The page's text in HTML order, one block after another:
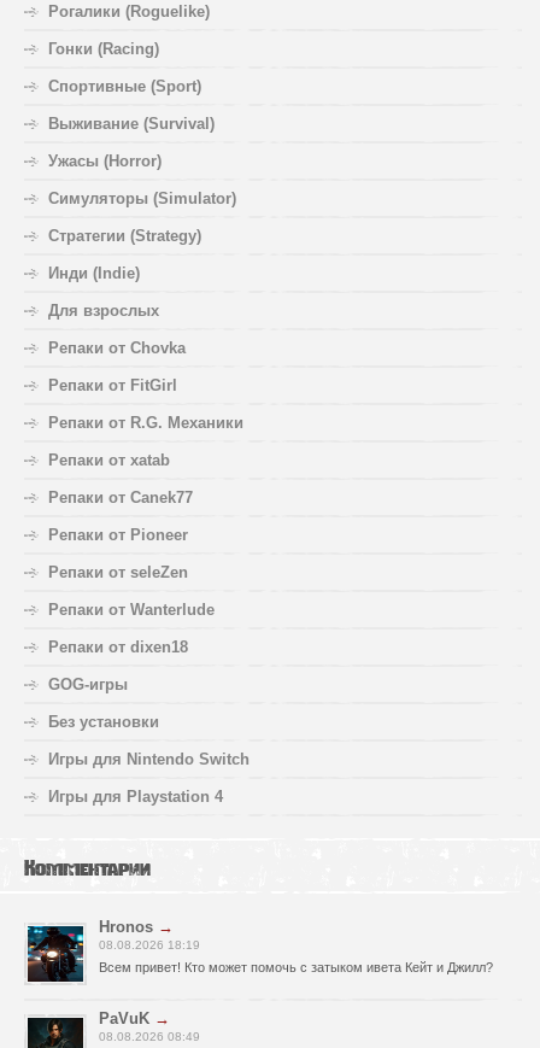
Рогалики (Roguelike)
Гонки (Racing)
Спортивные (Sport)
Выживание (Survival)
Ужасы (Horror)
Симуляторы (Simulator)
Стратегии (Strategy)
Инди (Indie)
Для взрослых
Репаки от Chovka
Репаки от FitGirl
Репаки от R.G. Механики
Репаки от xatab
Репаки от Canek77
Репаки от Pioneer
Репаки от seleZen
Репаки от Wanterlude
Репаки от dixen18
GOG-игры
Без установки
Игры для Nintendo Switch
Игры для Playstation 4
Комментарии
Hronos →
08.08.2026 18:19
Всем привет! Кто может помочь с затыком ивета Кейт и Джилл?
PaVuK →
08.08.2026 08:49